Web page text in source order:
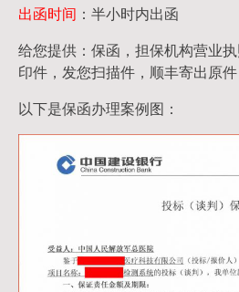
出函时间 ：半小时内出函
给您提供：保函，担保机构营业
印件，发您扫描件，顺丰寄出原件
以下是保函办理案例图：